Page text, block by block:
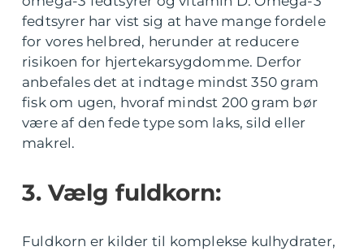
fedtsyrer har vist sig at have mange fordele
for vores helbred, herunder at reducere
risikoen for hjertekarsygdomme. Derfor
anbefales det at indtage mindst 350 gram
fisk om ugen, hvoraf mindst 200 gram bør
være af den fede type som laks, sild eller
makrel.
3. Vælg fuldkorn:
Fuldkorn er kilder til komplekse kulhydrater,